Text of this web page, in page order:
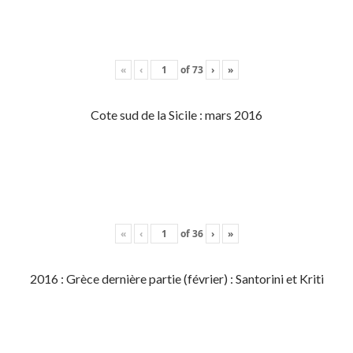
« ‹ of73 › »
Cote sud de la Sicile : mars 2016
« ‹ of36 › »
2016 : Grèce dernière partie (février) : Santorini et Kriti